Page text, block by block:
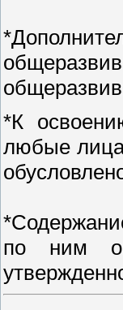
*К
любые лица
по ним